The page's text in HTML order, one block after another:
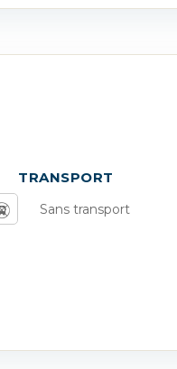
TRANSPORT
Sans transport